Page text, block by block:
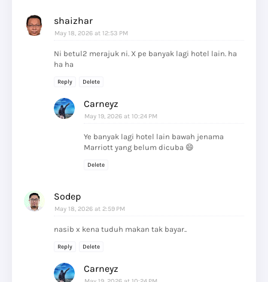
shaizhar
May 18, 2026 at 12:53 PM
Ni betul2 merajuk ni. X pe banyak lagi hotel lain. ha
ha ha
Reply Delete
Carneyz
May 19, 2026 at 10:24 PM
Ye banyak lagi hotel lain bawah jenama
Marriott yang belum dicuba 😄
Delete
Sodep
May 18, 2026 at 2:59 PM
nasib x kena tuduh makan tak bayar..
Reply Delete
Carneyz